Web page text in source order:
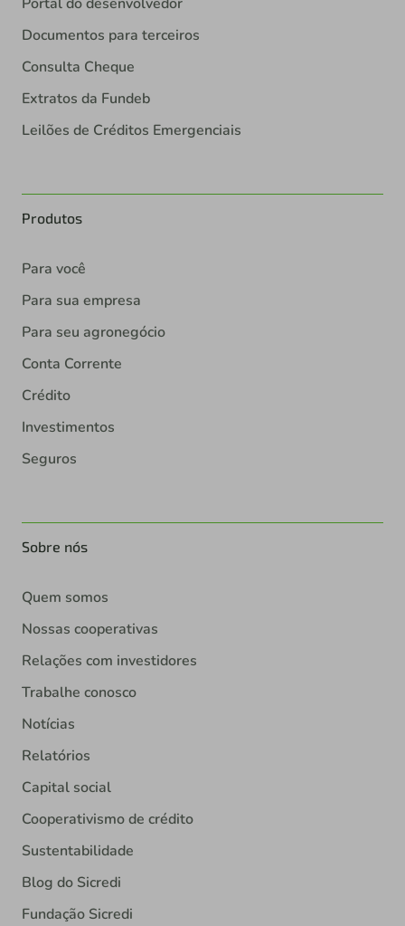
Documentos para terceiros
Consulta Cheque
Extratos da Fundeb
Leilões de Créditos Emergenciais
Produtos
Para você
Para sua empresa
Para seu agronegócio
Conta Corrente
Crédito
Investimentos
Seguros
Sobre nós
Quem somos
Nossas cooperativas
Relações com investidores
Trabalhe conosco
Notícias
Relatórios
Capital social
Cooperativismo de crédito
Sustentabilidade
Blog do Sicredi
Fundação Sicredi